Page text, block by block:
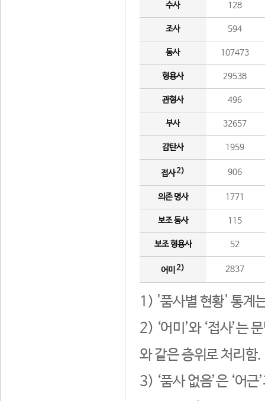
수사 128
조사 594
동사 107473
형용사 29538
관형사 496
부사 32657
감탄사 1959
접사2) 906
의존 명사 1771
보조 동사 115
보조 형용사 52
어미 2) 2837
1) '품사별 현황' 통계
2) ‘어미’와 ‘접사’는
와 같은 층위로 처리함.
3) ‘품사 없음’은 ‘어